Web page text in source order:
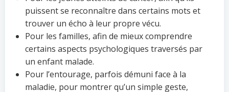
puissent se reconnaître dans certains mots et
trouver un écho à leur propre vécu.
Pour les familles, afin de mieux comprendre
certains aspects psychologiques traversés par
un enfant malade.
Pour l’entourage, parfois démuni face à la
maladie, pour montrer qu’un simple geste,